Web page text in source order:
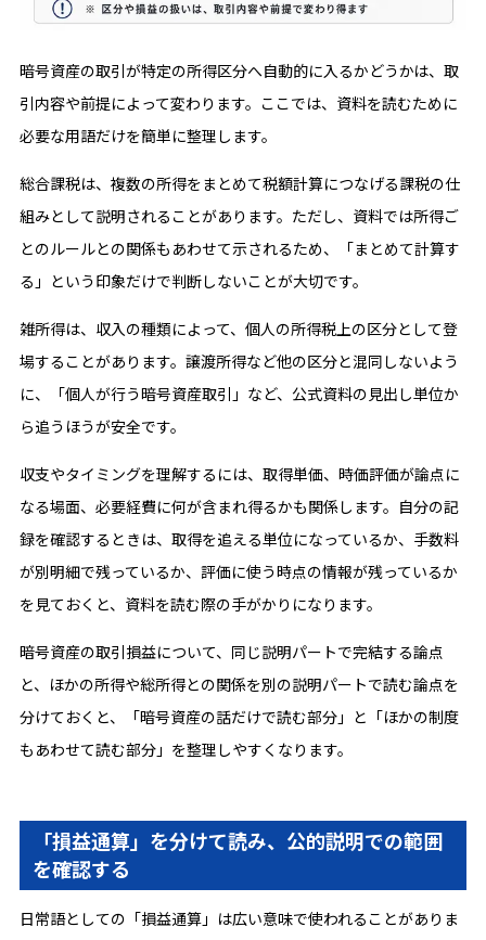
暗号資産の取引が特定の所得区分へ自動的に入るかどうかは、取
引内容や前提によって変わります。ここでは、資料を読むために
必要な用語だけを簡単に整理します。
総合課税は、複数の所得をまとめて税額計算につなげる課税の仕
組みとして説明されることがあります。ただし、資料では所得ご
とのルールとの関係もあわせて示されるため、「まとめて計算す
る」という印象だけで判断しないことが大切です。
雑所得は、収入の種類によって、個人の所得税上の区分として登
場することがあります。譲渡所得など他の区分と混同しないよう
に、「個人が行う暗号資産取引」など、公式資料の見出し単位か
ら追うほうが安全です。
収支やタイミングを理解するには、取得単価、時価評価が論点に
なる場面、必要経費に何が含まれ得るかも関係します。自分の記
録を確認するときは、取得を追える単位になっているか、手数料
が別明細で残っているか、評価に使う時点の情報が残っているか
を見ておくと、資料を読む際の手がかりになります。
暗号資産の取引損益について、同じ説明パートで完結する論点
と、ほかの所得や総所得との関係を別の説明パートで読む論点を
分けておくと、「暗号資産の話だけで読む部分」と「ほかの制度
もあわせて読む部分」を整理しやすくなります。
「損益通算」を分けて読み、公的説明での範囲
を確認する
日常語としての「損益通算」は広い意味で使われることがありま